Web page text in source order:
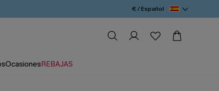
€ / Español
OcasionesREBAJAS